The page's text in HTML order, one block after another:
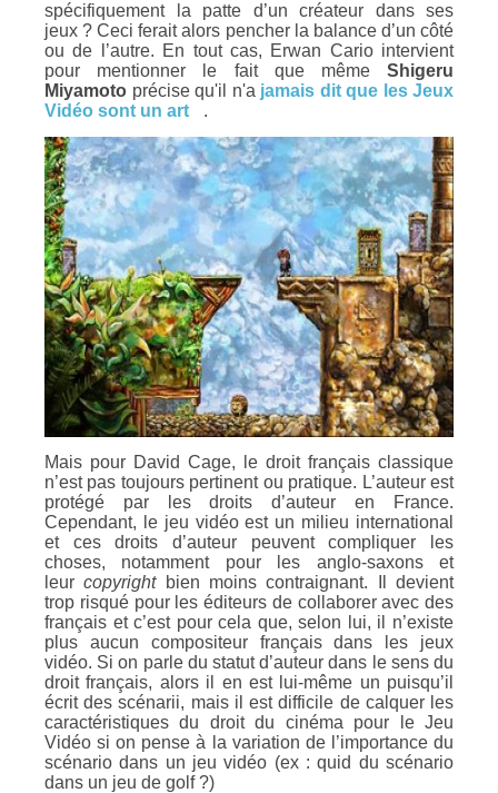
spécifiquement la patte d’un créateur dans ses
jeux ? Ceci ferait alors pencher la balance d’un côté
ou de l’autre. En tout cas, Erwan Cario intervient
pour mentionner le fait que même Shigeru
Miyamoto précise qu'il n'a jamais dit que les Jeux
Vidéo sont un art
.
Mais pour David Cage, le droit français classique
n’est pas toujours pertinent ou pratique. L’auteur est
protégé par les droits d’auteur en France.
Cependant, le jeu vidéo est un milieu international
et ces droits d’auteur peuvent compliquer les
choses, notamment pour les anglo-saxons et
leurcopyrightbien moins contraignant. Il devient
trop risqué pour les éditeurs de collaborer avec des
français et c’est pour cela que, selon lui, il n’existe
plus aucun compositeur français dans les jeux
vidéo. Si on parle du statut d’auteur dans le sens du
droit français, alors il en est lui-même un puisqu’il
écrit des scénarii, mais il est difficile de calquer les
caractéristiques du droit du cinéma pour le Jeu
Vidéo si on pense à la variation de l’importance du
scénario dans un jeu vidéo (ex : quid du scénario
dans un jeu de golf ?)